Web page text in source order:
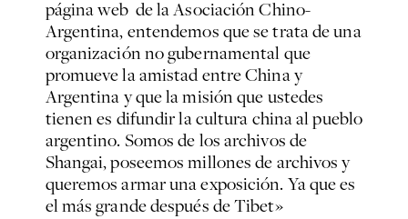
página web de la Asociación Chino-
Argentina, entendemos que se trata de una
organización no gubernamental que
promueve la amistad entre China y
Argentina y que la misión que ustedes
tienen es difundir la cultura china al pueblo
argentino. Somos de los archivos de
Shangai, poseemos millones de archivos y
queremos armar una exposición. Ya que es
el más grande después de Tibet»